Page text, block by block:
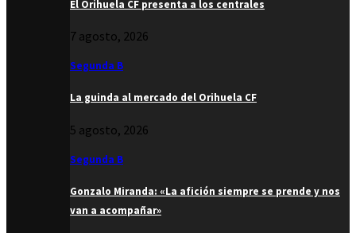
El Orihuela CF presenta a los centrales
7 agosto, 2026
Segunda B
La guinda al mercado del Orihuela CF
5 agosto, 2026
Segunda B
Gonzalo Miranda: «La afición siempre se prende y nos
van a acompañar»